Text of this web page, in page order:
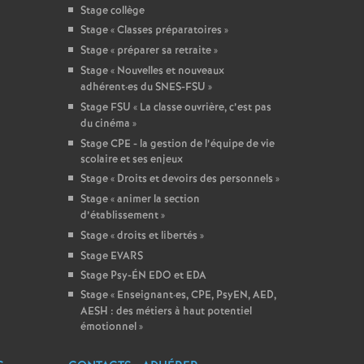
Stage collège
Stage «Classes préparatoires »
Stage « préparer sa retraite»
Stage « Nouvelles et nouveaux
adhérent·es du SNES-FSU »
Stage FSU « La classe ouvrière, c’est pas
du cinéma »
Stage CPE - la gestion de l’équipe de vie
scolaire et ses enjeux
Stage « Droits et devoirs des personnels »
Stage «animer la section
d’établissement»
Stage «droits et libertés »
Stage EVARS
Stage Psy-ÉN EDO et EDA
Stage « Enseignant·es, CPE, PsyEN, AED,
AESH : des métiers à haut potentiel
émotionnel»